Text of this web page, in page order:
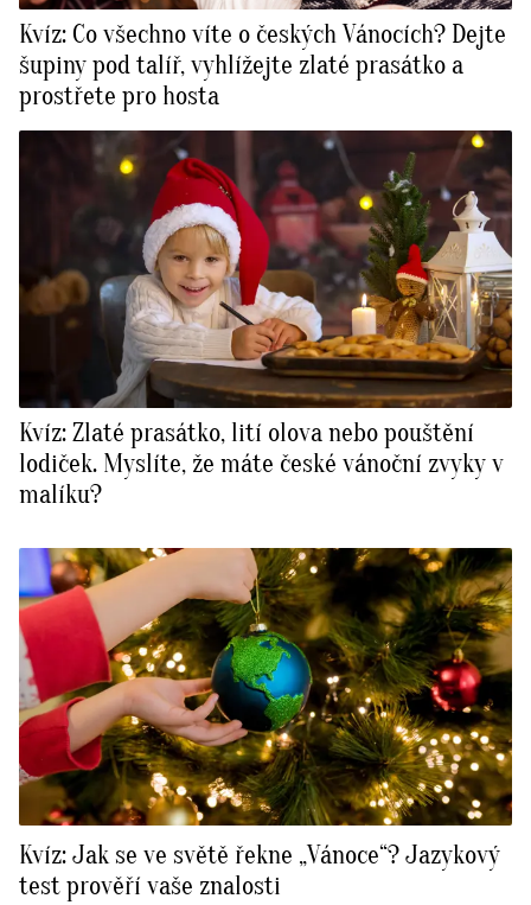
Kvíz: Co všechno víte o českých Vánocích? Dejte
šupiny pod talíř, vyhlížejte zlaté prasátko a
prostřete pro hosta
Kvíz: Zlaté prasátko, lití olova nebo pouštění
lodiček. Myslíte, že máte české vánoční zvyky v
malíku?
Kvíz: Jak se ve světě řekne „Vánoce“? Jazykový
test prověří vaše znalosti